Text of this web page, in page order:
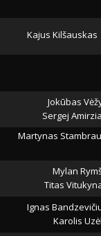
Kajus Kilšauskas
Jokūbas
Sergej
Martynas
Mylan
Titas
Ignas
Karolis